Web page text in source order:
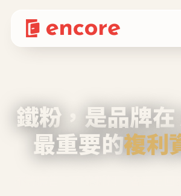
鐵粉，是品牌
最重要的複利